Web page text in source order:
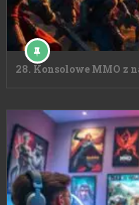
28. Konsolowe MMO z